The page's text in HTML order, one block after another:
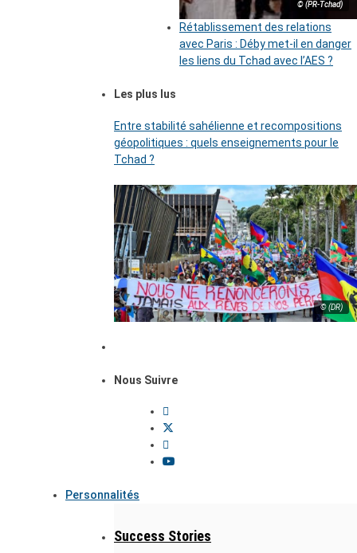
© (PR-Tchad)
Rétablissement des relations
avec Paris : Déby met-il en danger
les liens du Tchad avec l’AES ?
Les plus lus
Entre stabilité sahélienne et recompositions
géopolitiques : quels enseignements pour le
Tchad ?
© (DR)
Nous Suivre
Personnalités
Success Stories